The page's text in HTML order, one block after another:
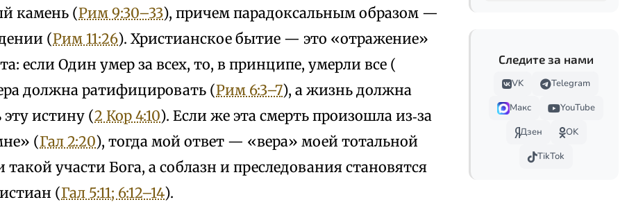
камень (Рим 9:30–33), причем парадоксальным образом —
(Рим 11:26). Христианское бытие — это «отражение»
если Один умер за всех, то, в принципе, умерли все (
должна ратифицировать (Рим 6:3–7), а жизнь должна
эту истину (2 Кор 4:10). Если же эта смерть произошла из‑за
(Гал 2:20), тогда мой ответ — «вера» моей тотальной
такой участи Бога, а соблазн и преследования становятся
(Гал 5:11; 6:12–14).
Следите за нами
VK
Telegram
Макс
YouTube
Дзен
OK
TikTok